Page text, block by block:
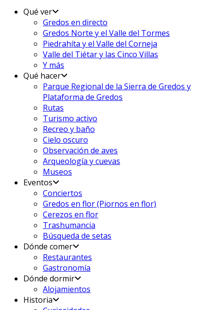
Qué ver
Gredos en directo
Gredos Norte y el Valle del Tormes
Piedrahíta y el Valle del Corneja
Valle del Tiétar y las Cinco Villas
Y más
Qué hacer
Parque Regional de la Sierra de Gredos y
Plataforma de Gredos
Rutas
Turismo activo
Recreo y baño
Cielo oscuro
Observación de aves
Arqueología y cuevas
Museos
Eventos
Conciertos
Gredos en flor (Piornos en flor)
Cerezos en flor
Trashumancia
Búsqueda de setas
Dónde comer
Restaurantes
Gastronomía
Dónde dormir
Alojamientos
Historia